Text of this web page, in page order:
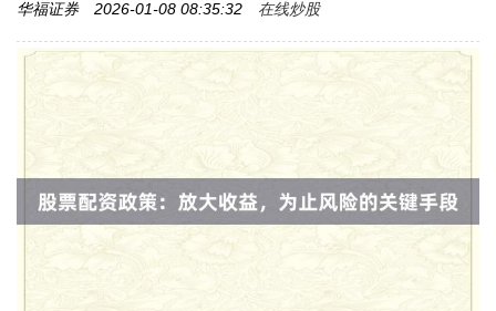
华福证券 2026-01-08 08:35:32 在线炒股